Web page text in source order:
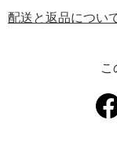
配送と返品につい
こ